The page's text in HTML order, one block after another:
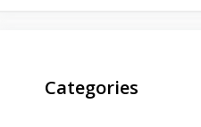
Categories